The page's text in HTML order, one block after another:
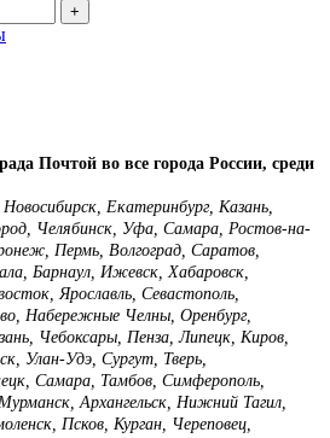
+
Почтой во все города России, среди
Екатеринбург, Казань,
Челябинск, Уфа, Самара, Ростов-на-
Пермь, Волгоград, Саратов,
Барнаул, Ижевск, Хабаровск,
Ярославль, Севастополь,
Набережные Челны, Оренбург,
Чебоксары, Пенза, Липецк, Киров,
Улан-Удэ, Сургут, Тверь,
Самара, Тамбов, Симферополь,
Архангельск, Нижний Тагил,
Псков, Курган, Череповец,